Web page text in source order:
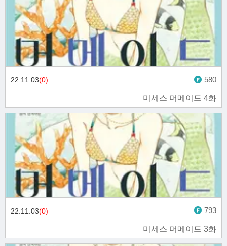
미세스 머메이드 4화
22.11.03(0) 580
미세스 머메이드 3화
22.11.03(0) 793